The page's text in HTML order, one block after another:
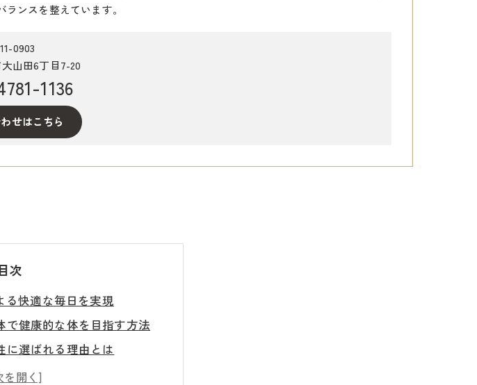
ンスを整えています。
0903
山田6丁目7-20
1136
せはこちら
目次
る快適な毎日を実現
で健康的な体を目指す方法
に選ばれる理由とは
る根本改善を体感しよう